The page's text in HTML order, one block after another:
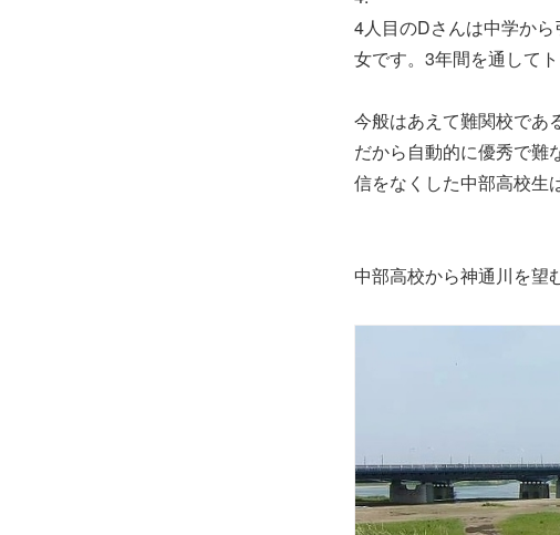
4人目のDさんは中学か
女です。3年間を通して
今般はあえて難関校であ
だから自動的に優秀で難
信をなくした中部高校生
中部高校から神通川を望